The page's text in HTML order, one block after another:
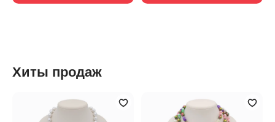
Хиты продаж